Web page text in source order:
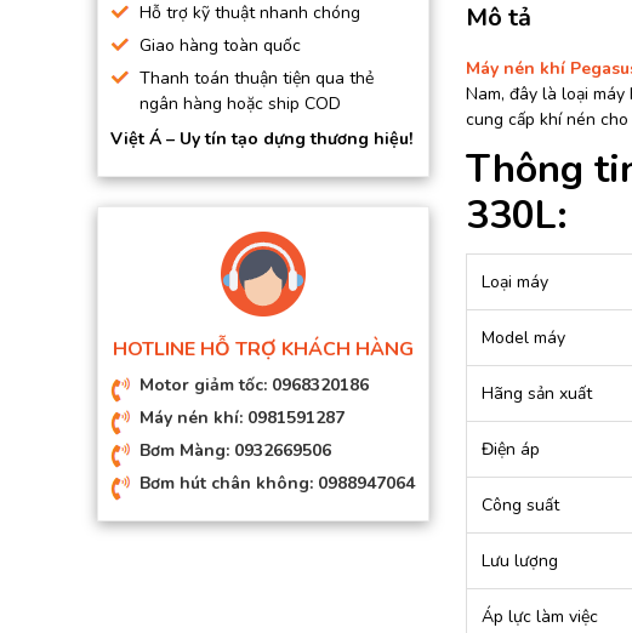
Hỗ trợ kỹ thuật nhanh chóng
Giao hàng toàn quốc
Thanh toán thuận tiện qua thẻ
ngân hàng hoặc ship COD
Việt Á – Uy tín tạo dựng thương hiệu!
HOTLINE HỖ TRỢ KHÁCH HÀNG
Motor giảm tốc: 0968320186
Máy nén khí: 0981591287
Bơm Màng: 0932669506
Bơm hút chân không: 0988947064
Mô tả
Máy nén khí
Nam, đây là loại
cung cấp khí nén
Thông
330L:
Loại máy
Model máy
Hãng sản xuất
Điện áp
Công suất
Lưu lượng
Áp lực làm việc